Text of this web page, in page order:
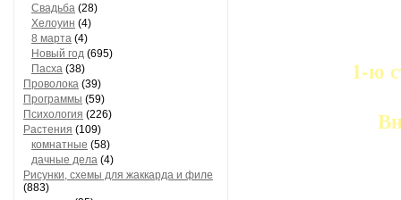
Свадьба (28)
Хелоуин (4)
8 марта (4)
Новый год (695)
Пасха (38)
Проволока (39)
Программы (59)
Психология (226)
Растения (109)
комнатные (58)
дачные дела (4)
Рисунки, схемы для жаккарда и филе
(883)
1-ю